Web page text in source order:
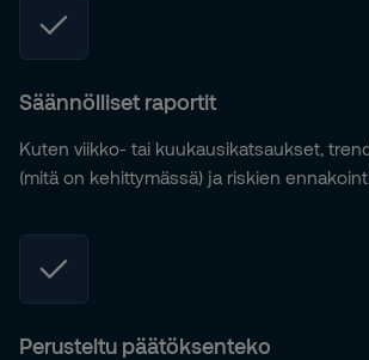
Säännölliset raportit
Kuten viikko- tai kuukausikatsaukset,
(mitä on kehittymässä) ja riskien
Perusteltu päätöksenteko